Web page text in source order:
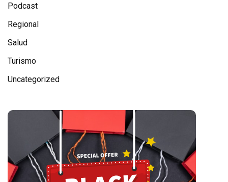
Podcast
Regional
Salud
Turismo
Uncategorized